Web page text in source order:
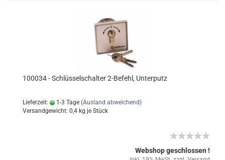
100034 - Schlüsselschalter 2-Befehl, Unterputz
Lieferzeit: 1-3 Tage (Ausland abweichend)
Versandgewicht: 0,4 kg je Stück
Webshop geschlossen !